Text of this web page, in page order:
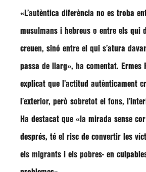
«L’autèntica diferència no es troba
musulmans i hebreus o entre els qui
creuen, sinó entre el qui s’atura
passa de llarg», ha comentat. Ermes
explicat que l’actitud autènticament
l’exterior, però sobretot el fons,
Ha destacat que «la mirada sense
després, té el risc de convertir les
els migrants i els pobres- en